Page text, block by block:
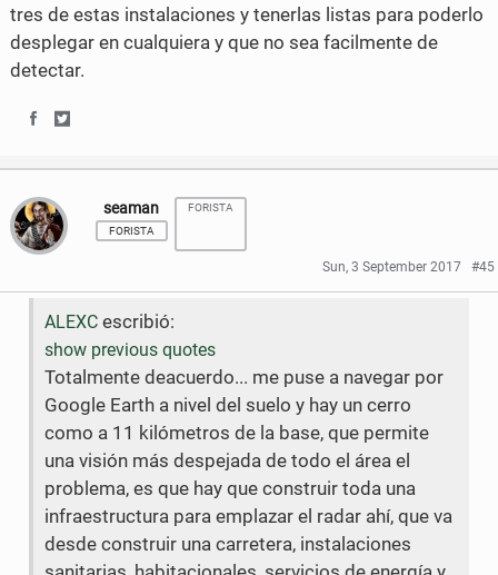
e
b
t
t
tres de estas instalaciones y tenerlas listas para poderlo
desplegar en cualquiera y que no sea facilmente de
detectar.
h
a
r
e
h
a
r
e
o
n
T
i
t
seaman
FORISTA
FORISTA
Sun, 3 September 2017 #45
ALEXCescribió:
show previous quotes
Totalmente deacuerdo... me puse a navegar por
Google Earth a nivel del suelo y hay un cerro
como a 11 kilómetros de la base, que permite
una visión más despejada de todo el área el
problema, es que hay que construir toda una
infraestructura para emplazar el radar ahí, que va
desde construir una carretera, instalaciones